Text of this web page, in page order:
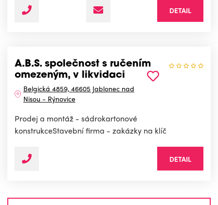
DETAIL
A.B.S. společnost s ručením
omezeným, v likvidaci
Belgická 4859, 46605 Jablonec nad
Nisou - Rýnovice
Prodej a montáž - sádrokartonové
konstrukceStavební firma - zakázky na klíč
DETAIL